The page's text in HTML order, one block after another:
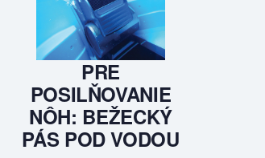
PRE
POSILŇOVANIE
NÔH: BEŽECKÝ
PÁS POD VODOU